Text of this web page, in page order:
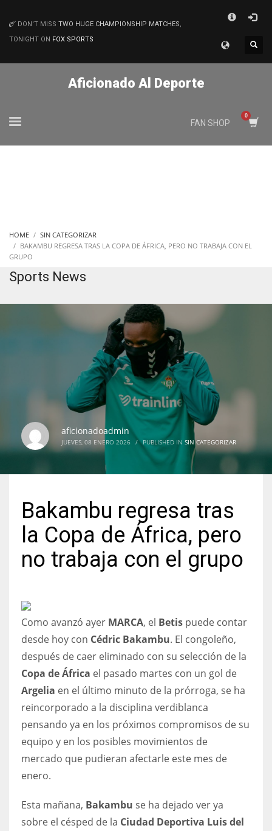
MATCHES
3
ATL
24
DEN
DON'T MISS TWO HUGE CHAMPIONSHIP MATCHES,
TONIGHT ON FOX SPORTS
Aficionado Al Deporte
FAN SHOP
HOME
SIN CATEGORIZAR
BAKAMBU REGRESA TRAS LA COPA DE ÁFRICA, PERO NO TRABAJA CON EL
GRUPO
Sports News
aficionadoadmin
JUEVES, 08 ENERO 2026 / PUBLISHED IN SIN CATEGORIZAR
Bakambu regresa tras
la Copa de África, pero
no trabaja con el grupo
Como avanzó ayer MARCA, el Betis puede contar
desde hoy con Cédric Bakambu. El congoleño,
después de caer eliminado con su selección de la
Copa de África el pasado martes con un gol de
Argelia en el último minuto de la prórroga, se ha
reincorporado a la disciplina verdiblanca
pensando ya en los próximos compromisos de su
equipo y en los posibles movimientos de
mercado que pudieran afectarle este mes de
enero.
Esta mañana, Bakambu se ha dejado ver ya
sobre el césped de la Ciudad Deportiva Luis del